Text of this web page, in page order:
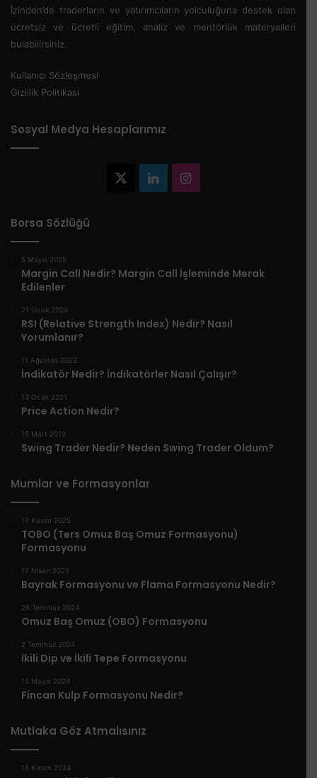
İzinden’de traderların ve yatırımcıların yolculuğuna destek olan
ücretsiz ve ücretli eğitim, analiz ve mentörlük materyalleri
bulabilirsiniz.
Kullanıcı Sözleşmesi
Gizlilik Politikası
Sosyal Medya Hesaplarımız
LinkedInInstagram
Borsa Sözlüğü
5 Mayıs 2025
​Margin Call Nedir? Margin Call İşleminde Merak
Edilenler​
21 Ocak 2024
RSI (Relative Strength Index) Nedir? Nasıl
Yorumlanır?
11 Ağustos 2022
İndikatör Nedir? İndikatörler Nasıl Çalışır?
13 Ocak 2021
Price Action Nedir?
18 Mart 2019
Swing Trader Nedir? Neden Swing Trader Oldum?
Mumlar ve Formasyonlar
17 Kasım 2025
TOBO (Ters Omuz Baş Omuz Formasyonu)
Formasyonu
17 Nisan 2025
Bayrak Formasyonu ve Flama Formasyonu Nedir?
26 Temmuz 2024
Omuz Baş Omuz (OBO) Formasyonu
2 Temmuz 2024
İkili Dip ve İkili Tepe Formasyonu
15 Mayıs 2024
Fincan Kulp Formasyonu Nedir?
Mutlaka Göz Atmalısınız
18 Kasım 2024